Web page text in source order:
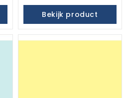
Bekijk product